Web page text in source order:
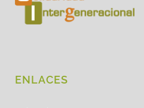
ENLACES